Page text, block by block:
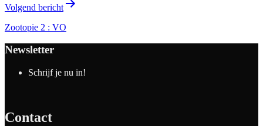
Volgend bericht
Zootopie 2 : VO
Newsletter
Schrijf je nu in!
Contact